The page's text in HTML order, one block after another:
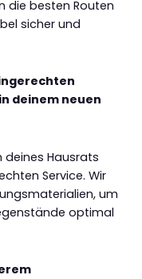
die besten Routen
sicher und
deinem neuen
Hausrats
Service. Wir
um
optimal